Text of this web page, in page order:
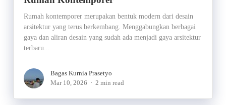
Rumah kontemporer merupakan bentuk modern dari desain
arsitektur yang terus berkembang. Menggabungkan berbagai
gaya dan aliran desain yang sudah ada menjadi gaya arsitektur
terbaru...
Bagas Kurnia Prasetyo
Mar 10, 2026
2 min read